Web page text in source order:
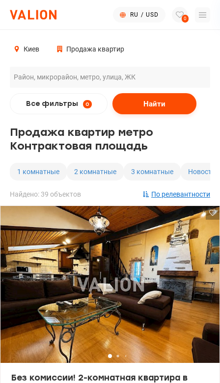
RU / USD
0
Киев Продажа квартир
Все фильтры 0 Найти
Продажа квартир метро
Контрактовая площадь
1 комнатные 2 комнатные 3 комнатные
Найдено: 39 объектов По релевантности
Без комиссии! 2-комнатная квартира в